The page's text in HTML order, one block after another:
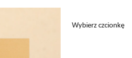
Wybierz czcionkę